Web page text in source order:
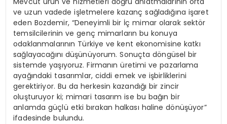
ve uzun vadede işletmelere kazanç sağladığına işaret
eden Bozdemir, “Deneyimli bir İç mimar olarak sektör
temsilcilerinin ve genç mimarların bu konuya
odaklanmalarının Türkiye ve kent ekonomisine katkı
sağlayacağını düşünüyorum. Sonuçta döngüsel bir
sistemde yaşıyoruz. Firmanın üretimi ve pazarlama
ayağındaki tasarımlar, ciddi emek ve işbirliklerini
gerektiriyor. Bu da herkesin kazandığı bir zincir
oluşturuyor ki; mimari tasarım ise bu bağın bir
anlamda güçlü etki bırakan halkası haline dönüşüyor”
ifadesinde bulundu.